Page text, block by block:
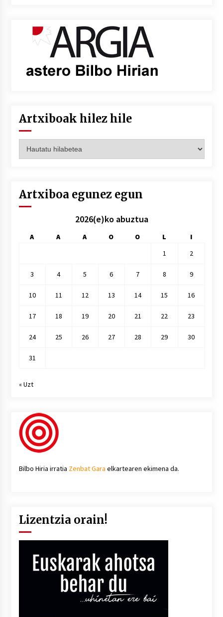
Artxiboak hilez hile
hilez
Artxiboa egunez egun
2026(e)ko abuztua
A A A O O L
I
1
2
3 4 5 6 7 8 9
10 11 12 13 14 15 16
17 18 19 20 21 22 23
24 25 26 27 28 29 30
31
« Uzt
Bilbo Hiria irratia Zenbat Gara elkartearen ekimena da.
Lizentzia orain!